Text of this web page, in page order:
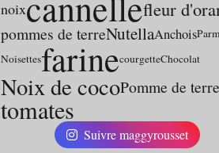
noix fleur
pommes de terreNutellaAnchois
NoisettesfarinecourgetteChocolat
Noix de cocoPomme de terre
tomates
Suivre maggyrousset